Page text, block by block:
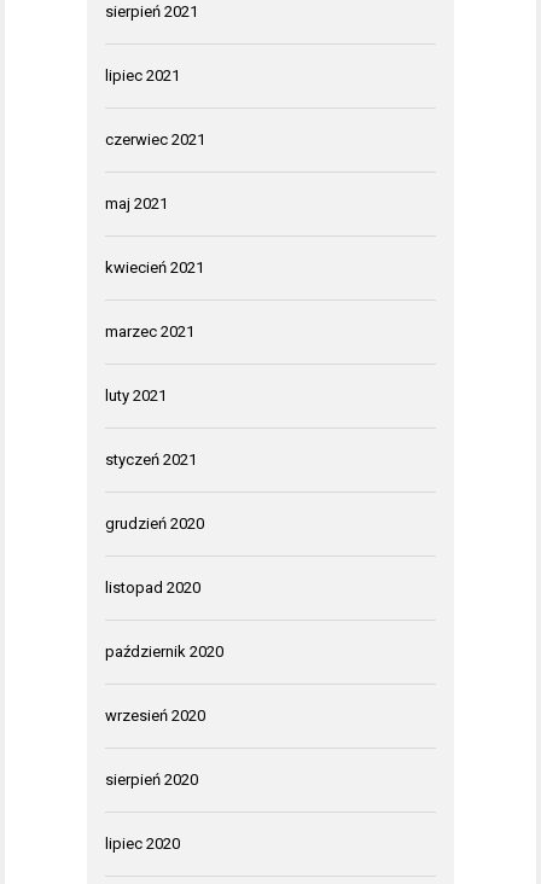
sierpień 2021
lipiec 2021
czerwiec 2021
maj 2021
kwiecień 2021
marzec 2021
luty 2021
styczeń 2021
grudzień 2020
listopad 2020
październik 2020
wrzesień 2020
sierpień 2020
lipiec 2020